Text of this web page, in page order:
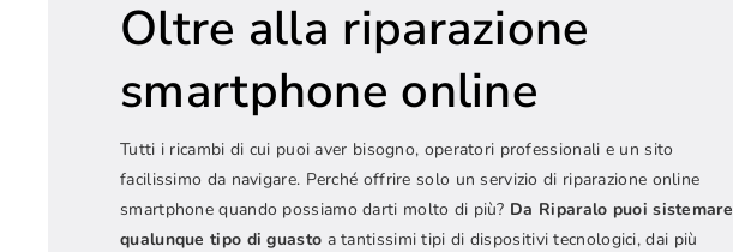
Oltre alla riparazione
smartphone online
Tutti i ricambi di cui puoi aver bisogno, operatori professionali e un sito
facilissimo da navigare. Perché offrire solo un servizio di riparazione online
smartphone quando possiamo darti molto di più? Da Riparalo puoi sistemare
qualunque tipo di guasto a tantissimi tipi di dispositivi tecnologici, dai più